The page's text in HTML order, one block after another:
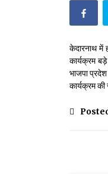
केदारनाथ में
कार्यक्रम
भाजपा
कार्यक्रम